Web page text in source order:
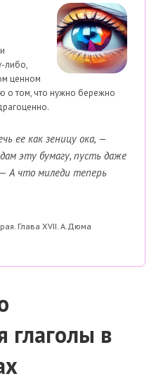
либо,
ценном
о том, что нужно бережно
ее как зеницу ока, —
эту бумагу, пусть даже
А что миледи теперь
Глава XVII. А.Дюма
глаголы в